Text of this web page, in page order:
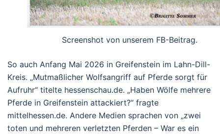
Screenshot von unserem FB-Beitrag.
So auch Anfang Mai 2026 in Greifenstein im Lahn-Dill-
Kreis. „Mutmaßlicher Wolfsangriff auf Pferde sorgt für
Aufruhr“ titelte hessenschau.de. „Haben Wölfe mehrere
Pferde in Greifenstein attackiert?“ fragte
mittelhessen.de. Andere Medien sprachen von „zwei
toten und mehreren verletzten Pferden – War es ein